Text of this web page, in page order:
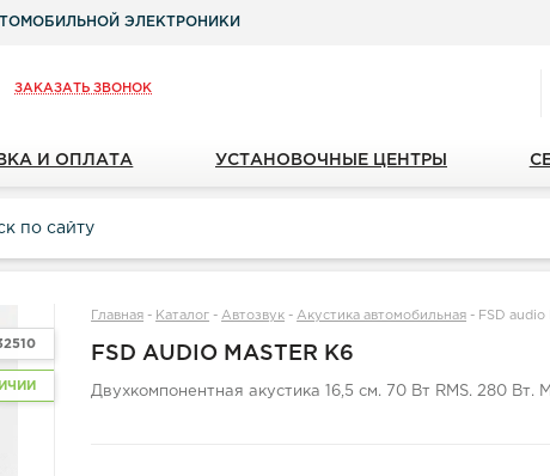
ЭЛЕКТРОНИКИ
ЗАКАЗАТЬ ЗВОНОК
И ОПЛАТА УСТАНОВОЧНЫЕ ЦЕНТРЫ
Главная - Каталог -Автозвук -Акустика автомобильная - FSD audio
FSD AUDIO MASTER K6
Двухкомпонентная акустика 16,5 см. 70 Вт RMS. 280 Вт.